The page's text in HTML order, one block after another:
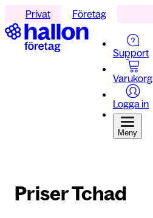
Privat Företag
Support
Varukorg
Logga in
Meny
Priser Tchad